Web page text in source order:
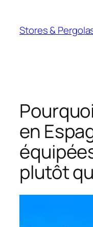
contenu
Stores &
en
plutôt